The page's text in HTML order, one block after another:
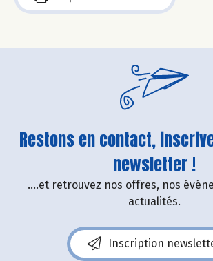
Restons en contact,
newsletter !
....et retrouvez nos offres, nos
actualités.
Inscription